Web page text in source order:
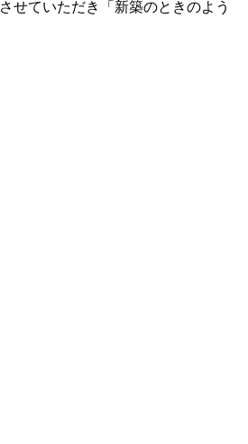
せていただき「新築のときのよう